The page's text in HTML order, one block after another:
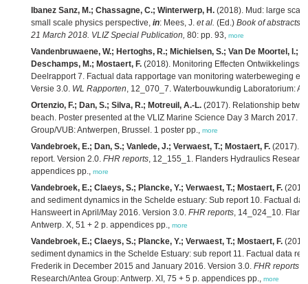
Ibanez Sanz, M.; Chassagne, C.; Winterwerp, H. (2018). Mud: large
small scale physics perspective, in: Mees, J. et al. (Ed.) Book of abstracts
21 March 2018. VLIZ Special Publication, 80: pp. 93, more
Vandenbruwaene, W.; Hertoghs, R.; Michielsen, S.; Van De Moortel, I.;
Deschamps, M.; Mostaert, F. (2018). Monitoring Effecten
Deelrapport 7. Factual data rapportage van monitoring waterbeweging
Versie 3.0. WL Rapporten, 12_070_7. Waterbouwkundig Laboratorium:
Ortenzio, F.; Dan, S.; Silva, R.; Motreuil, A.-L. (2017). Relationship
beach. Poster presented at the VLIZ Marine Science Day 3 March 2017.
Group/VUB: Antwerpen, Brussel. 1 poster pp., more
Vandebroek, E.; Dan, S.; Vanlede, J.; Verwaest, T.; Mostaert, F. (2017).
report. Version 2.0. FHR reports, 12_155_1. Flanders Hydraulics
appendices pp., more
Vandebroek, E.; Claeys, S.; Plancke, Y.; Verwaest, T.; Mostaert, F.
and sediment dynamics in the Schelde estuary: Sub report 10. Factual
Hansweert in April/May 2016. Version 3.0. FHR reports, 14_024_10.
Antwerp. X, 51 + 2 p. appendices pp., more
Vandebroek, E.; Claeys, S.; Plancke, Y.; Verwaest, T.; Mostaert, F.
sediment dynamics in the Schelde Estuary: sub report 11. Factual data
Frederik in December 2015 and January 2016. Version 3.0. FHR reports
Research/Antea Group: Antwerp. XI, 75 + 5 p. appendices pp., more